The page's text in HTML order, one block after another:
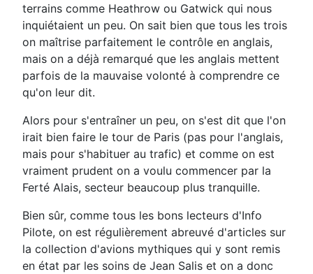
terrains comme Heathrow ou Gatwick qui nous
inquiétaient un peu. On sait bien que tous les trois
on maîtrise parfaitement le contrôle en anglais,
mais on a déjà remarqué que les anglais mettent
parfois de la mauvaise volonté à comprendre ce
qu'on leur dit.
Alors pour s'entraîner un peu, on s'est dit que l'on
irait bien faire le tour de Paris (pas pour l'anglais,
mais pour s'habituer au trafic) et comme on est
vraiment prudent on a voulu commencer par la
Ferté Alais, secteur beaucoup plus tranquille.
Bien sûr, comme tous les bons lecteurs d'Info
Pilote, on est régulièrement abreuvé d'articles sur
la collection d'avions mythiques qui y sont remis
en état par les soins de Jean Salis et on a donc